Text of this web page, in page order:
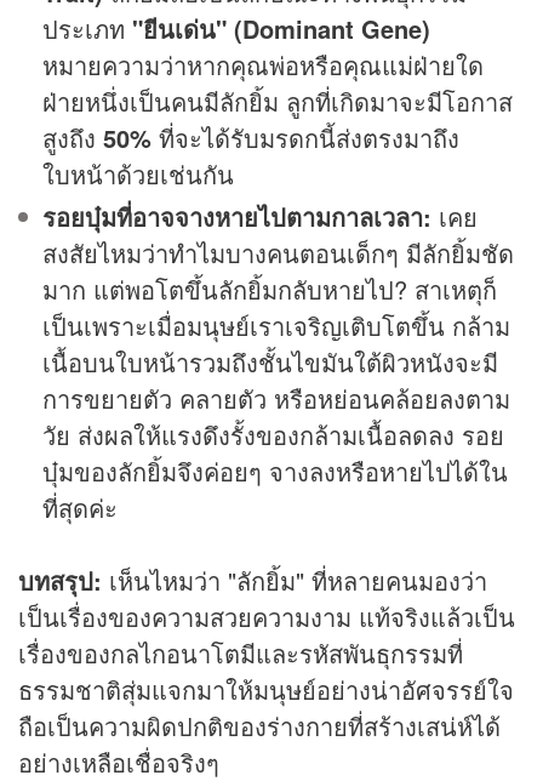
ประเภท "ยีนเด่น" (Dominant Gene)
หมายความว่าหากคุณพ่อหรือคุณแม่ฝ่ายใด
ฝ่ายหนึ่งเป็นคนมีลักยิ้ม ลูกที่เกิดมาจะมีโอกาส
สูงถึง 50% ที่จะได้รับมรดกนี้ส่งตรงมาถึง
ใบหน้าด้วยเช่นกัน
รอยบุ๋มที่อาจจางหายไปตามกาลเวลา: เคย
สงสัยไหมว่าทำไมบางคนตอนเด็กๆ มีลักยิ้มชัด
มาก แต่พอโตขึ้นลักยิ้มกลับหายไป? สาเหตุก็
เป็นเพราะเมื่อมนุษย์เราเจริญเติบโตขึ้น กล้าม
เนื้อบนใบหน้ารวมถึงชั้นไขมันใต้ผิวหนังจะมี
การขยายตัว คลายตัว หรือหย่อนคล้อยลงตาม
วัย ส่งผลให้แรงดึงรั้งของกล้ามเนื้อลดลง รอย
บุ๋มของลักยิ้มจึงค่อยๆ จางลงหรือหายไปได้ใน
ที่สุดค่ะ
บทสรุป: เห็นไหมว่า "ลักยิ้ม" ที่หลายคนมองว่า
เป็นเรื่องของความสวยความงาม แท้จริงแล้วเป็น
เรื่องของกลไกอนาโตมีและรหัสพันธุกรรมที่
ธรรมชาติสุ่มแจกมาให้มนุษย์อย่างน่าอัศจรรย์ใจ
ถือเป็นความผิดปกติของร่างกายที่สร้างเสน่ห์ได้
อย่างเหลือเชื่อจริงๆ